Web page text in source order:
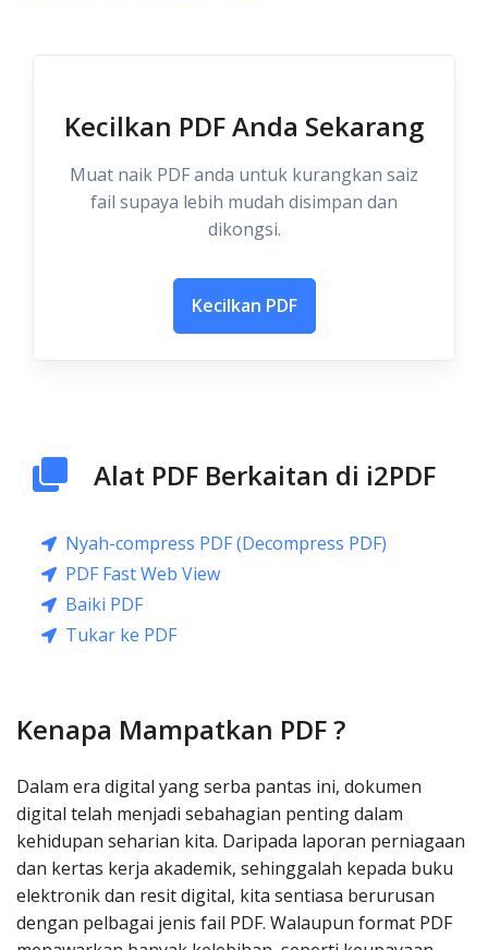
Kecilkan PDF Anda Sekarang
Muat naik PDF anda untuk kurangkan saiz
fail supaya lebih mudah disimpan dan
dikongsi.
Kecilkan PDF
Alat PDF Berkaitan di i2PDF
Nyah-compress PDF (Decompress PDF)
PDF Fast Web View
Baiki PDF
Tukar ke PDF
Kenapa Mampatkan PDF ?
Dalam era digital yang serba pantas ini, dokumen
digital telah menjadi sebahagian penting dalam
kehidupan seharian kita. Daripada laporan perniagaan
dan kertas kerja akademik, sehinggalah kepada buku
elektronik dan resit digital, kita sentiasa berurusan
dengan pelbagai jenis fail PDF. Walaupun format PDF